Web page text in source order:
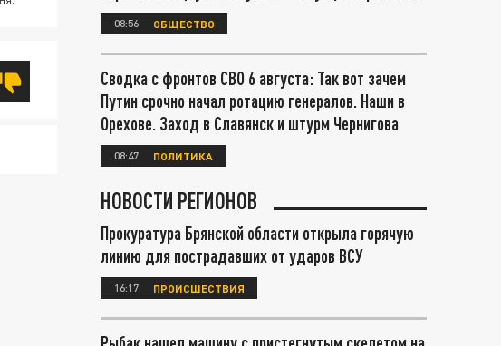
08:56 ОБЩЕСТВО
Сводка с фронтов СВО 6 августа: Так вот зачем
Путин срочно начал ротацию генералов. Наши в
Орехове. Заход в Славянск и штурм Чернигова
08:47 ПОЛИТИКА
НОВОСТИ РЕГИОНОВ
Прокуратура Брянской области открыла горячую
линию для пострадавших от ударов ВСУ
16:17 ПРОИСШЕСТВИЯ